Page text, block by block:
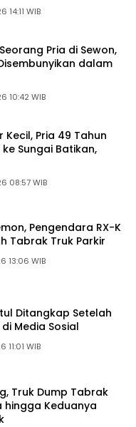
14:11 WIB
Pria di Sewon,
dalam
10:42 WIB
Kecil, Pria 49 Tahun
Sungai Batikan,
08:57 WIB
Pengendara RX-K
Tabrak Truk Parkir
13:06 WIB
Ditangkap Setelah
Media Sosial
11:01 WIB
Truk Dump Tabrak
hingga Keduanya